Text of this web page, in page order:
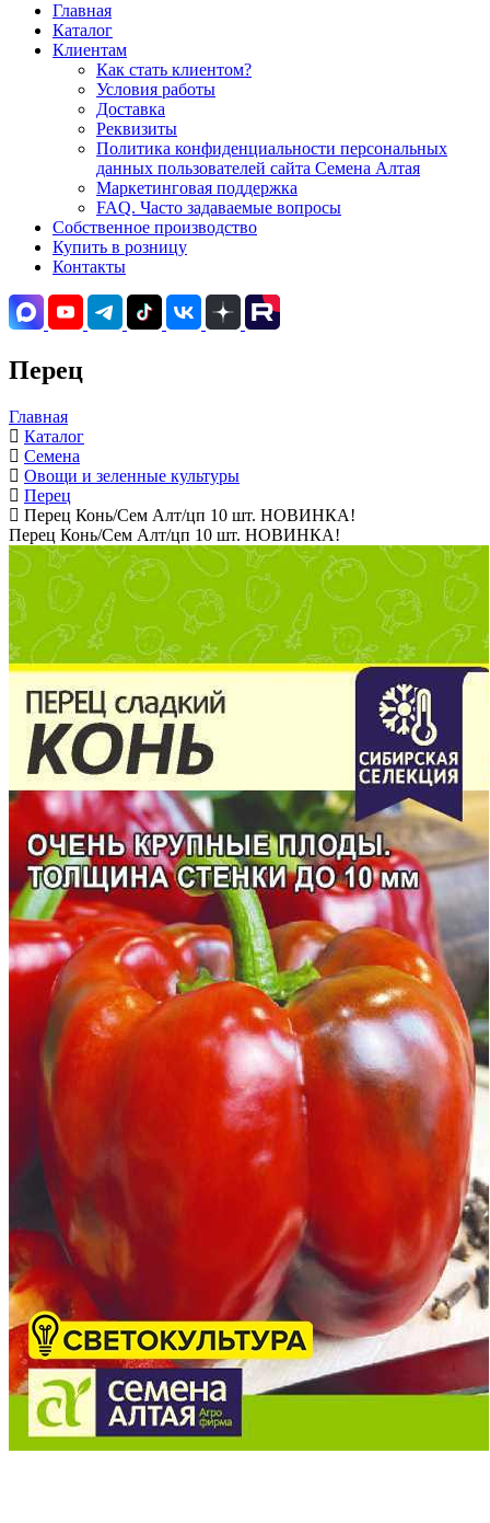
Главная
Каталог
Клиентам
Как стать клиентом?
Условия работы
Доставка
Реквизиты
Политика конфиденциальности персональных
данных пользователей сайта Семена Алтая
Маркетинговая поддержка
FAQ. Часто задаваемые вопросы
Собственное производство
Купить в розницу
Контакты
Перец
Главная
Каталог
Семена
Овощи и зеленные культуры
Перец
Перец Конь/Сем Алт/цп 10 шт. НОВИНКА!
Перец Конь/Сем Алт/цп 10 шт. НОВИНКА!